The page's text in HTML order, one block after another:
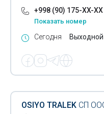
+998 (90) 175-XX-XX
Показать номер
Сегодня Выходной
OSIYO TRALEK СП